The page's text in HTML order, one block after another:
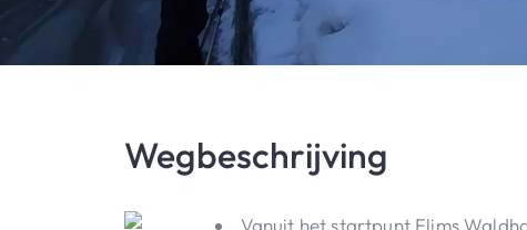
Wegbeschrijving
Vanuit het startpunt Flims